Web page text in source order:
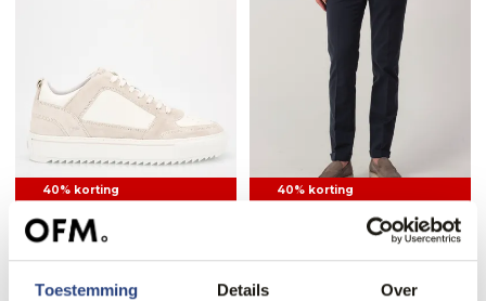
Toestemming Details Over
40% korting
REHAB Creon Sue Sneakers
179,95
107,95
40% korting
Mason's Torino Jersey
169,95
101,95